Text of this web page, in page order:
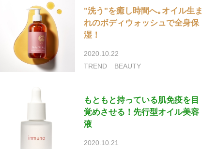
"洗う"を癒し時間へ｡オイル生ま
れのボディウォッシュで全身保
湿！
2020.10.22
TREND
BEAUTY
もともと持っている肌免疫を目
覚めさせる！先行型オイル美容
液
2020.10.21